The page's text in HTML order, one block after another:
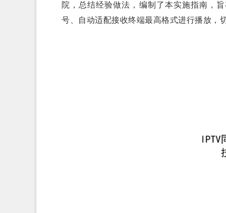
院，总结经验做法，编制了本实施指南，
号、自动适配接收终端最高格式进行播放，